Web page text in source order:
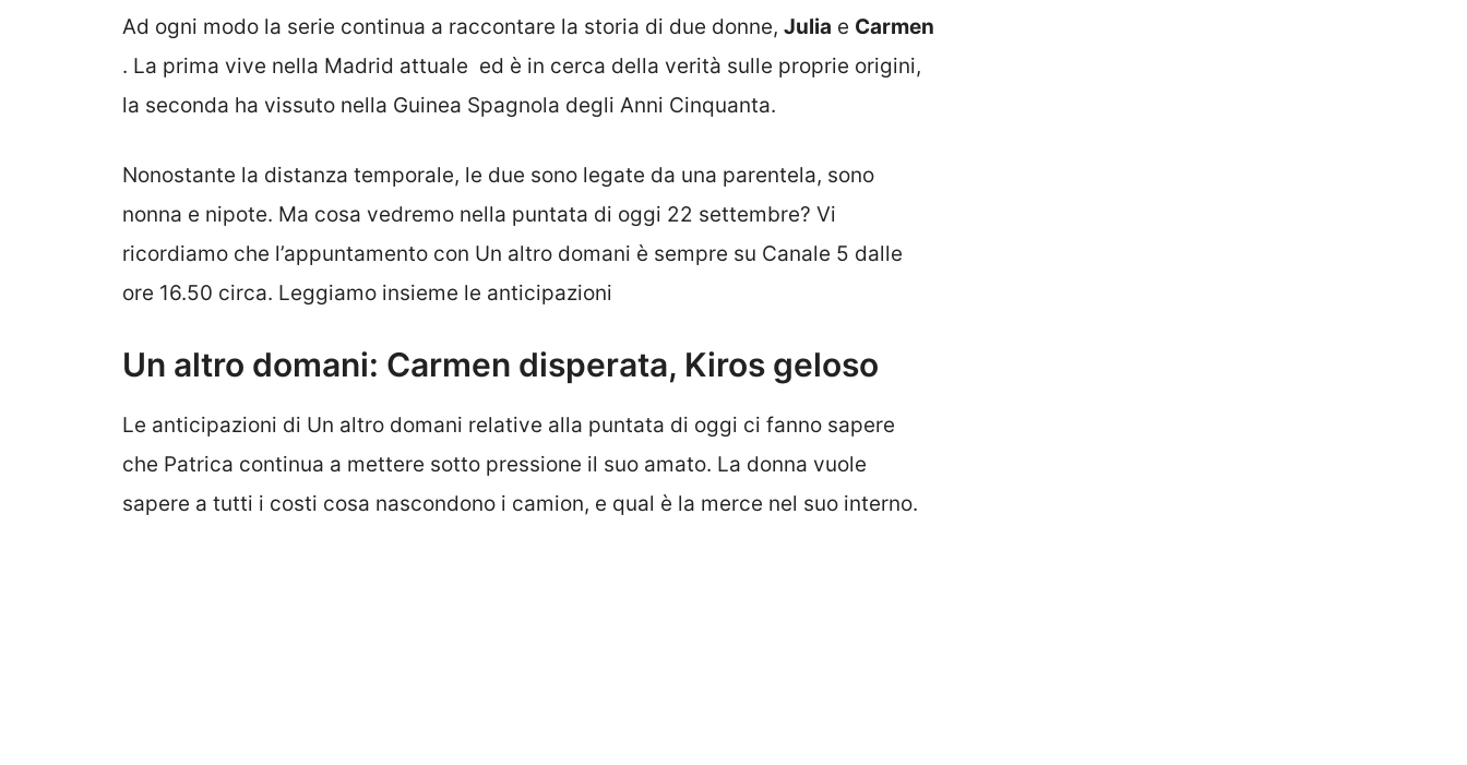
Ad ogni modo la serie continua a raccontare la storia di due donne, Julia e Carmen
. La prima vive nella Madrid attuale ed è in cerca della verità sulle proprie origini,
la seconda ha vissuto nella Guinea Spagnola degli Anni Cinquanta.
Nonostante la distanza temporale, le due sono legate da una parentela, sono
nonna e nipote. Ma cosa vedremo nella puntata di oggi 22 settembre? Vi
ricordiamo che l’appuntamento con Un altro domani è sempre su Canale 5 dalle
ore 16.50 circa. Leggiamo insieme le anticipazioni
Un altro domani: Carmen disperata, Kiros geloso
Le anticipazioni di Un altro domani relative alla puntata di oggi ci fanno sapere
che Patrica continua a mettere sotto pressione il suo amato. La donna vuole
sapere a tutti i costi cosa nascondono i camion, e qual è la merce nel suo interno.